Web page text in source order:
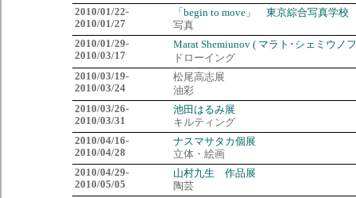
2010/01/22-
2010/01/27
「begin to move」 東京綜合写真学
写真
2010/01/29-
2010/03/17
Marat Shemiunov ( マラト･シェミウノ
ドローイング
2010/03/19-
2010/03/24
松尾高志展
油彩
2010/03/26-
2010/03/31
池田はるみ展
キルティング
2010/04/16-
2010/04/28
ナスマサタカ個展
立体・絵画
2010/04/29-
2010/05/05
山村九生 作品展
陶芸